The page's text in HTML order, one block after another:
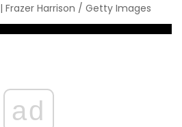
| Frazer Harrison / Getty Images
ad